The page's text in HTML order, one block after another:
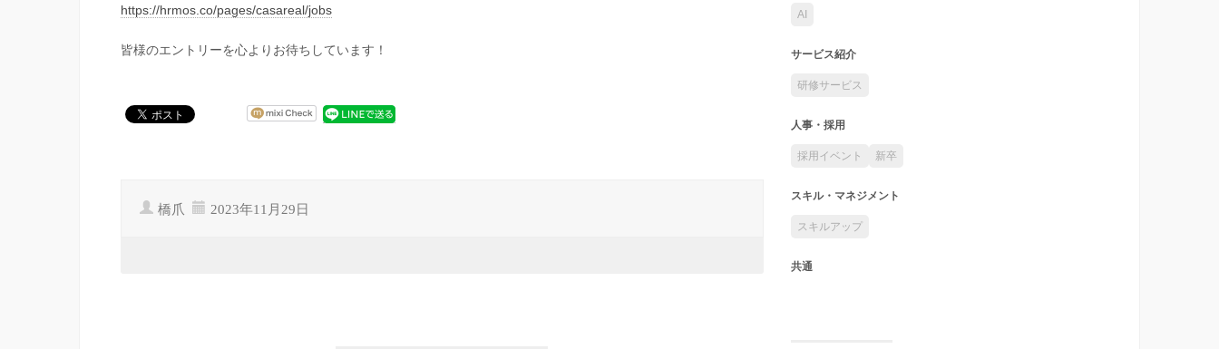
https://hrmos.co/pages/casareal/jobs
皆様のエントリーを心よりお待ちしています！
橋爪 2023年11月29日
AI
サービス紹介
研修サービス
人事・採用
採用イベント 新卒
スキル・マネジメント
スキルアップ
共通